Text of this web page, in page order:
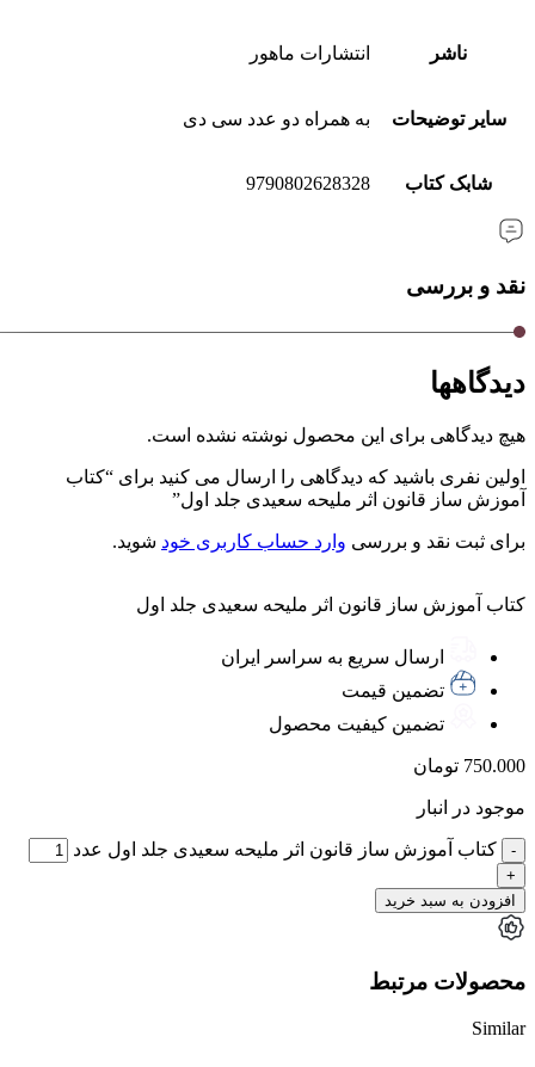
ناشر انتشارات ماهور
سایر توضیحات به همراه دو عدد سی دی
شابک کتاب 9790802628328
نقد و بررسی
دیدگاهها
هیچ دیدگاهی برای این محصول نوشته نشده است.
اولین نفری باشید که دیدگاهی را ارسال می کنید برای “کتاب
آموزش ساز قانون اثر ملیحه سعیدی جلد اول”
برای ثبت نقد و بررسی وارد حساب کاربری خود شوید.
کتاب آموزش ساز قانون اثر ملیحه سعیدی جلد اول
ارسال سریع به سراسر ایران
تضمین قیمت
تضمین کیفیت محصول
750.000 تومان
موجود در انبار
کتاب آموزش ساز قانون اثر ملیحه سعیدی جلد اول عدد
افزودن به سبد خرید
محصولات مرتبط
Similar